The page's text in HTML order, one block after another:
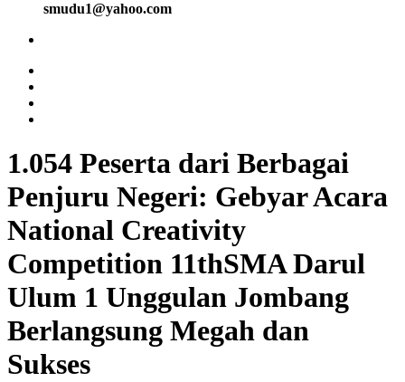
smudu1@yahoo.com
1.054 Peserta dari Berbagai
Penjuru Negeri: Gebyar Acara
National Creativity
Competition 11thSMA Darul
Ulum 1 Unggulan Jombang
Berlangsung Megah dan
Sukses